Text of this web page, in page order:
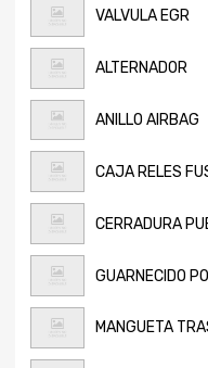
VALVULA EGR
ALTERNADOR
ANILLO AIRBAG
CAJA RELES
CERRADURA
GUARNECIDO
MANGUETA